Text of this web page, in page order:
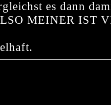
es dann
MEINER IST